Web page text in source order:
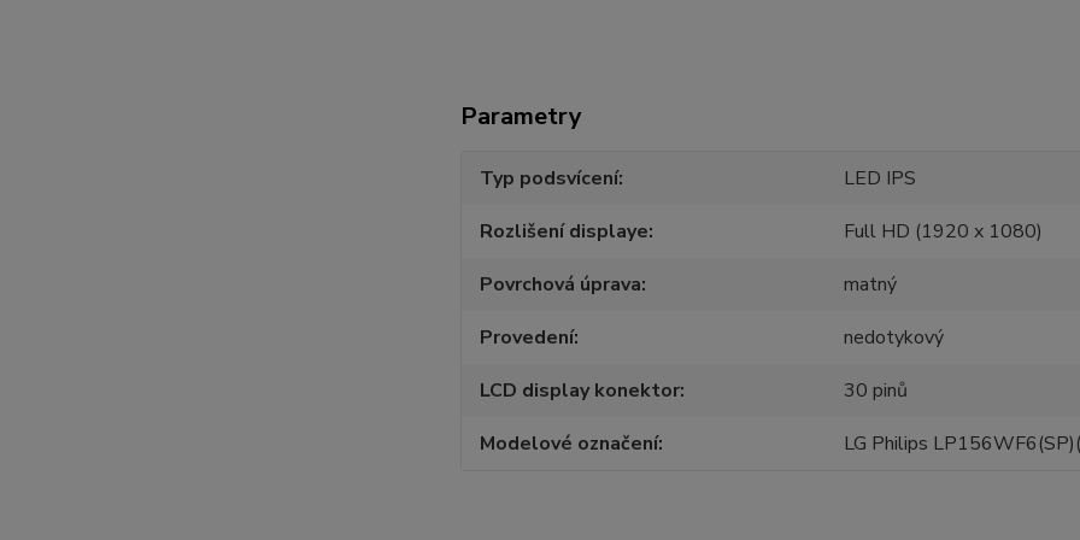
Parametry
Typ podsvícení
LED IPS
Rozlišení displaye
Full HD (1920 x 1080)
Povrchová úprava
matný
Provedení
nedotykový
LCD display konektor
30 pinů
Modelové označení
LG Philips